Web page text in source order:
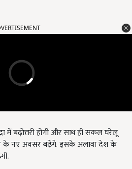
में बढ़ोत्तरी होगी और साथ ही सकल घरेलू
के नए अवसर बढ़ेंगे. इसके अलावा देश के